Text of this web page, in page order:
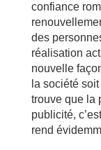
confiance
des
réalisation
nouvelle
la société
trouve que la
publicité,
rend